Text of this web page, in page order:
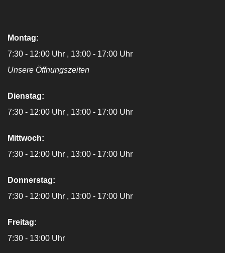
Montag:
7:30 - 12:00 Uhr
13:00 - 17:00 Uhr
Unsere Öffnungszeiten
Dienstag:
7:30 - 12:00 Uhr
13:00 - 17:00 Uhr
Mittwoch:
7:30 - 12:00 Uhr
13:00 - 17:00 Uhr
Donnerstag:
7:30 - 12:00 Uhr
13:00 - 17:00 Uhr
Freitag:
7:30 - 13:00 Uhr